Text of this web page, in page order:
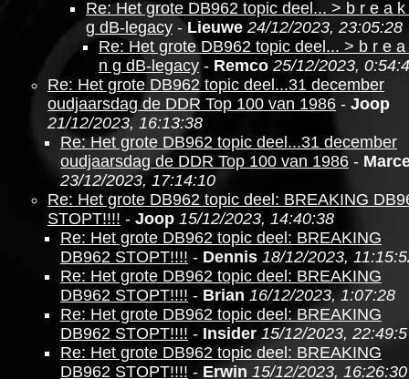
Re: Het grote DB962 topic deel... > b r e a k
g dB-legacy -Lieuwe 24/12/2023, 23:05:28
Re: Het grote DB962 topic deel... > b r e a
n g dB-legacy - Remco 25/12/2023,
Re: Het grote DB962 topic deel...31 december
oudjaarsdag de DDR Top 100 van 1986 - Joop
21/12/2023, 16:13:38
Re: Het grote DB962 topic deel...31 december
oudjaarsdag de DDR Top 100 van 1986 -
23/12/2023, 17:14:10
Re: Het grote DB962 topic deel: BREAKING
STOPT!!!! - Joop 15/12/2023, 14:40:38
Re: Het grote DB962 topic deel: BREAKING
DB962 STOPT!!!! - Dennis 18/12/2023,
Re: Het grote DB962 topic deel: BREAKING
DB962 STOPT!!!! - Brian 16/12/2023, 1:07:28
Re: Het grote DB962 topic deel: BREAKING
DB962 STOPT!!!! - Insider 15/12/2023,
Re: Het grote DB962 topic deel: BREAKING
DB962 STOPT!!!! - Erwin 15/12/2023, 16:26:30